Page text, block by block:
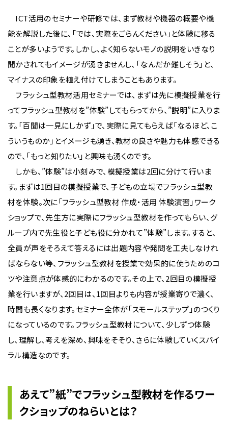
ICT活用のセミナーや研修では、まず教材や機器の概要や機
能を解説した後に、「では、実際をごらんください」と体験に移る
ことが多いようです。しかし、よく知らないモノの説明をいきなり
聞かされてもイメージが湧きませんし、「なんだか難しそう」と、
マイナスの印象を植え付けてしまうこともあります。
フラッシュ型教材活用セミナーでは、まずは先に模擬授業を行
ってフラッシュ型教材を”体験”してもらってから、”説明”に入りま
す。「百聞は一見にしかず」で、実際に見てもらえば「なるほど、こ
ういうものか」とイメージも湧き、教材の良さや魅力も体感できる
ので、「もっと知りたい」と興味も湧くのです。
しかも、”体験”は小刻みで、模擬授業は2回に分けて行いま
す。まずは1回目の模擬授業で、子どもの立場でフラッシュ型教
材を体験。次に「フラッシュ型教材 作成・活用 体験演習」ワーク
ショップで、先生方に実際にフラッシュ型教材を作ってもらい、グ
ループ内で先生役と子ども役に分かれて”体験”します。すると、
全員が声をそろえて答えるには出題内容や発問を工夫しなけれ
ばならない等、フラッシュ型教材を授業で効果的に使うためのコ
ツや注意点が体感的にわかるのです。その上で、2回目の模擬授
業を行いますが、2回目は、1回目よりも内容が授業寄りで濃く、
時間も長くなります。セミナー全体が「スモールステップ」のつくり
になっているのです。フラッシュ型教材について、少しずつ体験
し、理解し、考えを深め、興味をそそり、さらに体験していくスパイ
ラル構造なのです。
あえて”紙”でフラッシュ型教材を作るワー
クショップのねらいとは？